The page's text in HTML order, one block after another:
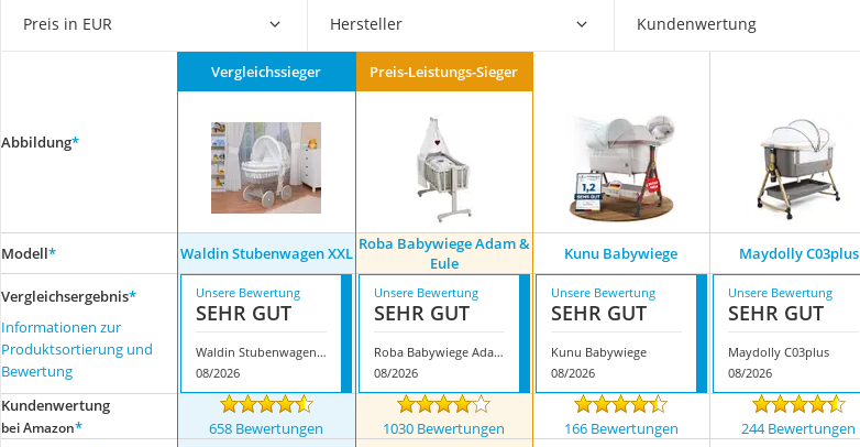
Kinder-Mikroskop
Ferngesteuerter Hubschrauber
Service
Preis in EUR Hersteller Kundenwertung
Abbildung*
Vergleichssieger Preis-Leistungs-Sieger
Modell* Waldin Stubenwagen XXL Roba Babywiege Adam &
Eule
Kunu Babywiege Maydolly C03plus
Vergleichsergebnis*
Informationen zur
Produktsortierung und
Bewertung
Unsere Bewertung
SEHR GUT
Waldin Stubenwagen XXL
08/2026
Unsere Bewertung
SEHR GUT
Roba Babywiege Adam & Eule
08/2026
Unsere Bewertung
SEHR GUT
Kunu Babywiege
08/2026
Unsere Bewertung
SEHR GUT
Maydolly C03plus
08/2026
Kundenwertung
bei Amazon* 658 Bewertungen 1030 Bewertungen 166 Bewertungen 244 Bewertungen